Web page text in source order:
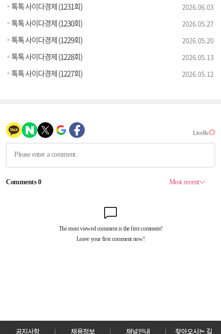
톡톡 사이다경제 (1231회) 2026.06.03
톡톡 사이다경제 (1230회) 2026.05.27
톡톡 사이다경제 (1229회) 2026.05.20
톡톡 사이다경제 (1228회) 2026.05.13
톡톡 사이다경제 (1227회) 2026.05.12
공지사항 채용정보 채널안내 찾아오시는 길